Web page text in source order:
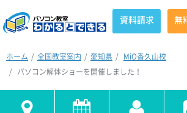
資料請求 無
ホーム 全国教室案内 愛知県
MiO香久山校
パソコン解体ショーを開催しました！